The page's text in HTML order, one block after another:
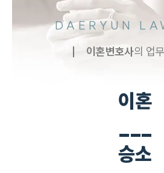
DAERYUN
이혼변호사의 업
이혼
___
승소